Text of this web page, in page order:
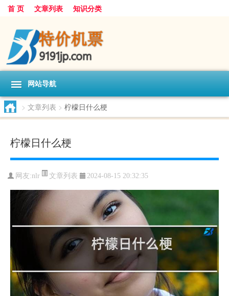
首 页 文章列表 知识分类
网站导航
> 文章列表 > 柠檬日什么梗
柠檬日什么梗
网友:nlr 文章列表 2024-08-15 20:32:35